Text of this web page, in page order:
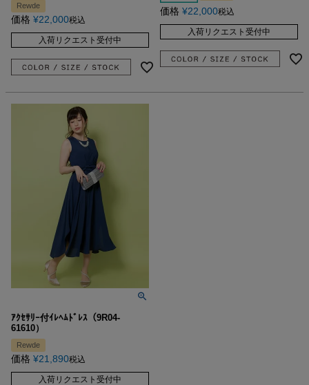
Rewde
価格 ¥22,000税込
入荷リクエスト受付中
価格 ¥22,000税込
入荷リクエスト受付中
ｱｸｾｻﾘｰ付ｲﾚﾍﾑﾄﾞﾚｽ（9R04-
61610）
Rewde
価格 ¥21,890税込
入荷リクエスト受付中